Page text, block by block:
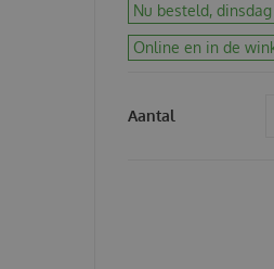
Nu besteld,
Online en in de
Aantal